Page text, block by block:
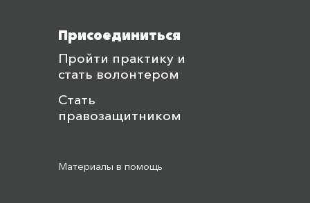
Присоединиться
Пройти практику и
стать волонтером
Стать
правозащитником
Материалы в помощь